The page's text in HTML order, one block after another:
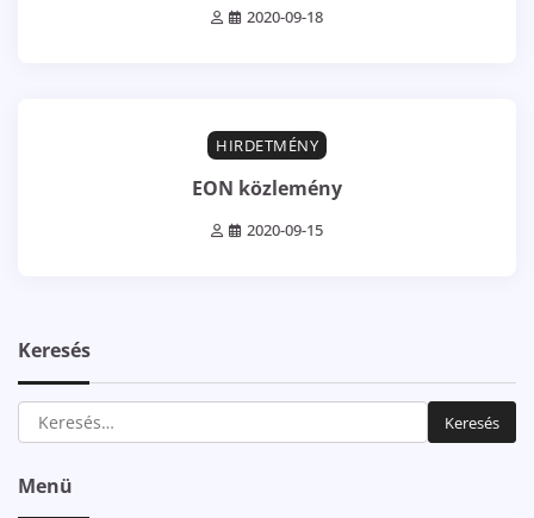
2020-09-18
HIRDETMÉNY
EON közlemény
2020-09-15
Keresés
Keresés:
Menü